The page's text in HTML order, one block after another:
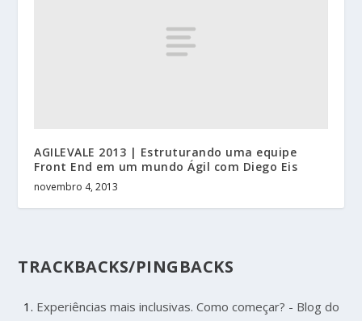
AGILEVALE 2013 | Estruturando uma equipe
Front End em um mundo Ágil com Diego Eis
novembro 4, 2013
TRACKBACKS/PINGBACKS
Experiências mais inclusivas. Como começar? - Blog do